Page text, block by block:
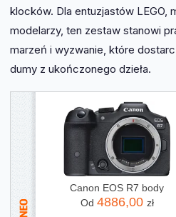
klocków. Dla entuzjastów LEGO,
modelarzy, ten zestaw stanowi
marzeń i wyzwanie, które
dumy z ukończonego dzieła.
Canon EOS R7 body
Od 4886,00 zł